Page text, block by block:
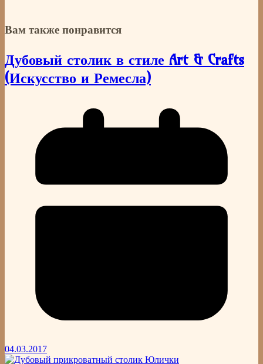
Вам также понравится
Дубовый столик в стиле Art & Crafts
(Искусство и Ремесла)
04.03.2017